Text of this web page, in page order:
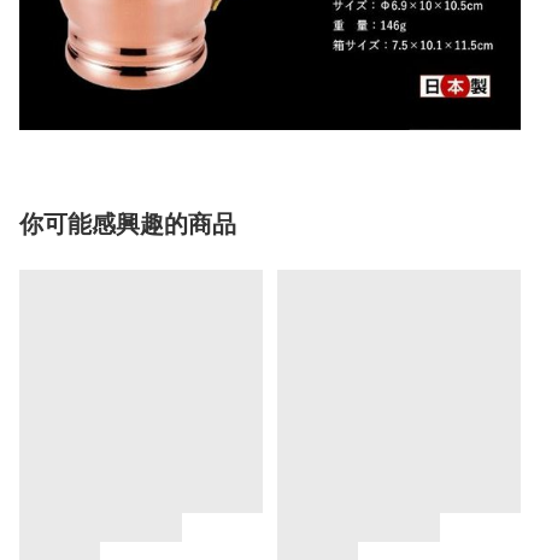
你可能感興趣的商品